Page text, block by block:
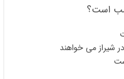
است؟
شیراز می خواهند